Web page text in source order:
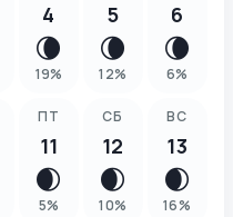
4
🌘
19%
5
🌘
12%
6
🌘
6%
ПТ
11
🌒
5%
СБ
12
🌒
10%
ВС
13
🌒
16%